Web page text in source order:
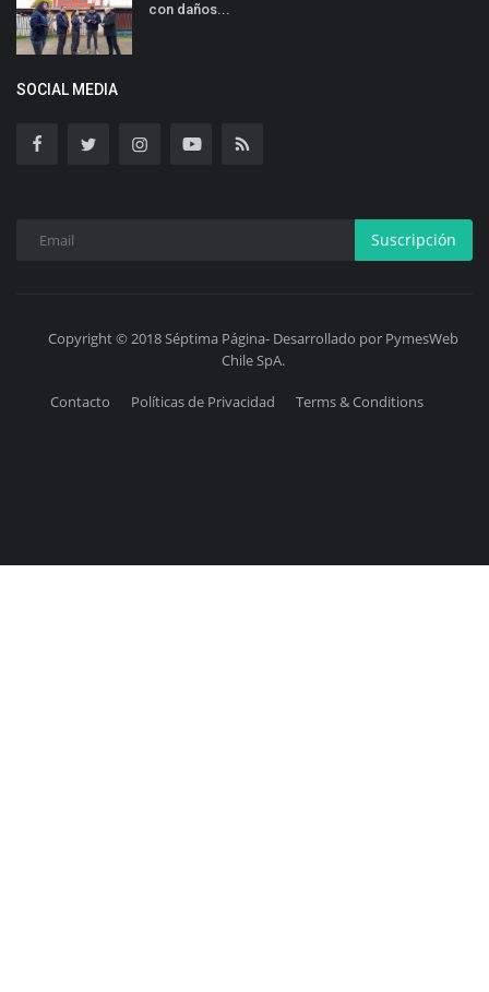
con daños...
SOCIAL MEDIA
Suscripción
Copyright © 2018 Séptima Página- Desarrollado por PymesWeb
Chile SpA.
Contacto Políticas de Privacidad Terms & Conditions